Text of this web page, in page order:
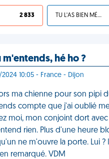
2 833 TU L'AS BIEN MÉRITÉ
m'entends, hé ho ?
10:05 - France - Dijon
ma chienne pour son pipi
compte que j'ai oublié
moi, mon conjoint dort avec
rien. Plus d'une heure
ne m'ouvre la porte. Lui ?
remarqué. VDM